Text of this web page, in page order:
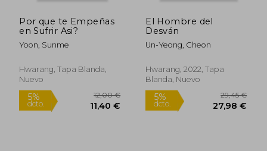
Por que te Empeñas
en Sufrir Asi?
Yoon, Sunme
Hwarang, Tapa Blanda,
Nuevo
El Hombre del
Desván
Un-Yeong, Cheon
Hwarang, 2022, Tapa
Blanda, Nuevo